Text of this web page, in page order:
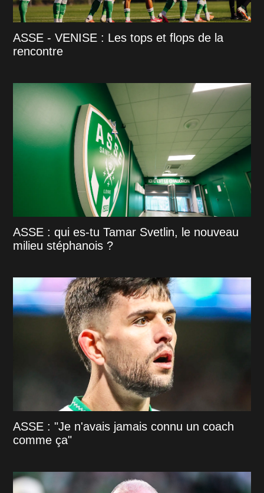
ASSE - VENISE : Les tops et flops de la
rencontre
ASSE : qui es-tu Tamar Svetlin, le nouveau
milieu stéphanois ?
ASSE : "Je n'avais jamais connu un coach
comme ça"